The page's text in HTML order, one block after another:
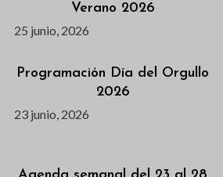
Verano 2026
25 junio, 2026
Programación Día del Orgullo
2026
23 junio, 2026